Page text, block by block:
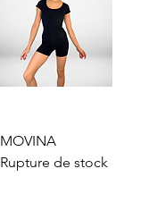
MOVINA
Rupture de stock